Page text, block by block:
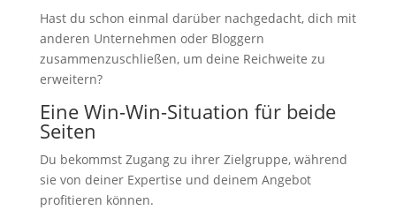
Hast du schon einmal darüber nachgedacht, dich mit
anderen Unternehmen oder Bloggern
zusammenzuschließen, um deine Reichweite zu
erweitern?
Eine Win-Win-Situation für beide
Seiten
Du bekommst Zugang zu ihrer Zielgruppe, während
sie von deiner Expertise und deinem Angebot
profitieren können.